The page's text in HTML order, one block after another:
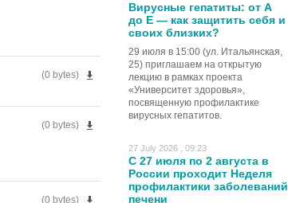
Вирусные гепатиты: от А
до Е — как защитить себя и
своих близких?
29 июля в 15:00 (ул. Итальянская,
25) приглашаем на открытую
лекцию в рамках проекта
«Университет здоровья»,
посвященную профилактике
вирусных гепатитов.
27 July 2026 , 09:23
С 27 июля по 2 августа в
России проходит Неделя
профилактики заболеваний
печени
(0 bytes)
(0 bytes)
(0 bytes)